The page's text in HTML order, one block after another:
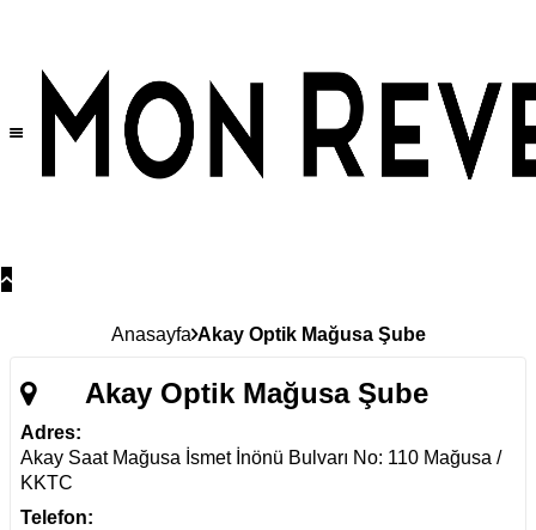
Anasayfa Akay Optik Mağusa Şube
Akay Optik Mağusa Şube
Adres:
Akay Saat Mağusa İsmet İnönü Bulvarı No: 110 Mağusa /
KKTC
Telefon: